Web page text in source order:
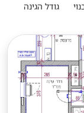
גודל הגינה